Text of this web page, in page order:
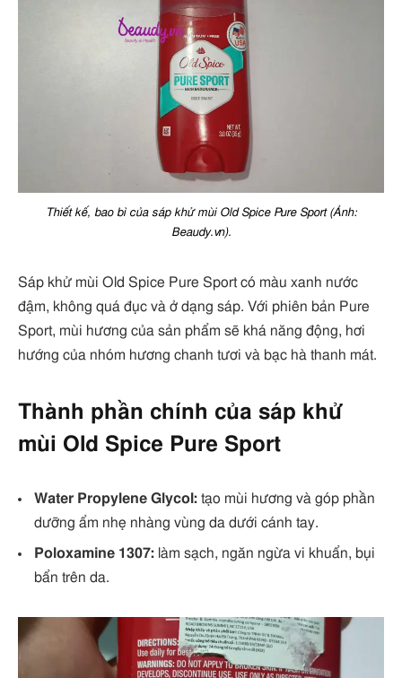
Thiết kế, bao bì của sáp khử mùi Old Spice Pure Sport (Ảnh:
Beaudy.vn).
Sáp khử mùi Old Spice Pure Sport có màu xanh nước
đậm, không quá đục và ở dạng sáp. Với phiên bản Pure
Sport, mùi hương của sản phẩm sẽ khá năng động, hơi
hướng của nhóm hương chanh tươi và bạc hà thanh mát.
Thành phần chính của sáp khử
mùi Old Spice Pure Sport
Water Propylene Glycol: tạo mùi hương và góp phần
dưỡng ẩm nhẹ nhàng vùng da dưới cánh tay.
Poloxamine 1307: làm sạch, ngăn ngừa vi khuẩn, bụi
bẩn trên da.